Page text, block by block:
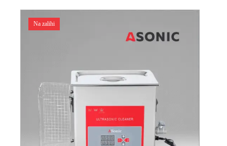
Na zalihi